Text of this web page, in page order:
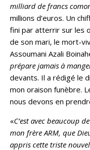
milliard de francs
millions d’euros. Un
fini par atterrir sur les
de son mari, le mort-
Assoumani Azali
prépare jamais à
devants. Il a rédigé le
mon oraison funèbre.
nous devons en
«C’est avec beaucoup
mon frère ARM, que
appris cette triste